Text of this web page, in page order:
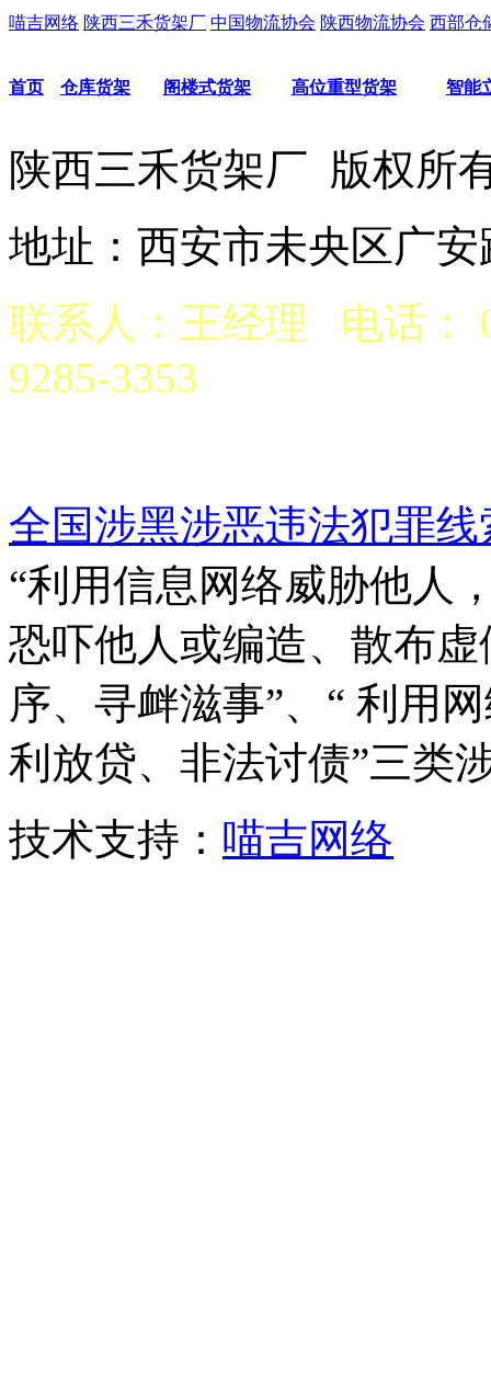
喵吉网络 陕西三禾货架厂 中国物流协会 陕西物流协会 西部仓
首页 仓库货架 阁楼式货架 高位重型货架 智能
陕西三禾货架厂 版权
地址：西安市未央区广安
联系人：王经理 电话：
9285-3353
全国涉黑涉恶违法犯罪线
“利用信息网络威胁他人
恐吓他人或编造、散布
序、寻衅滋事”、“ 利用
利放贷、非法讨债”三类
技术支持： 喵吉网络